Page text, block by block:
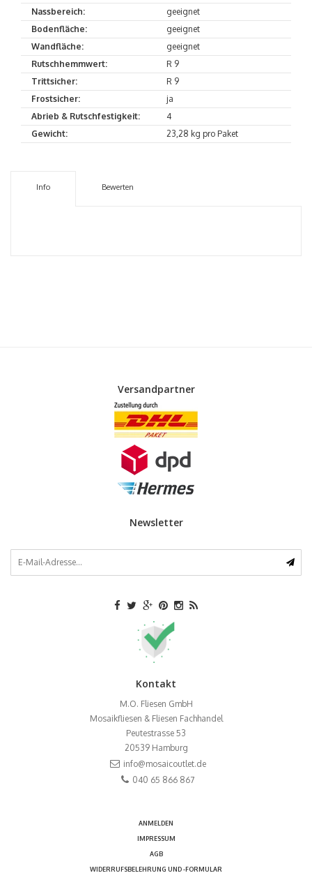
Nassbereich:
geeignet
Bodenfläche:
geeignet
Wandfläche:
geeignet
Rutschhemmwert:
R 9
Trittsicher:
R 9
Frostsicher:
ja
Abrieb & Rutschfestigkeit:
4
Gewicht:
23,28 kg pro Paket
Info Bewerten
Versandpartner
Newsletter
Kontakt
M.O. Fliesen GmbH
Mosaikfliesen & Fliesen Fachhandel
Peutestrasse 53
20539 Hamburg
info@mosaicoutlet.de
040 65 866 867
ANMELDEN
IMPRESSUM
AGB
WIDERRUFSBELEHRUNG UND -FORMULAR